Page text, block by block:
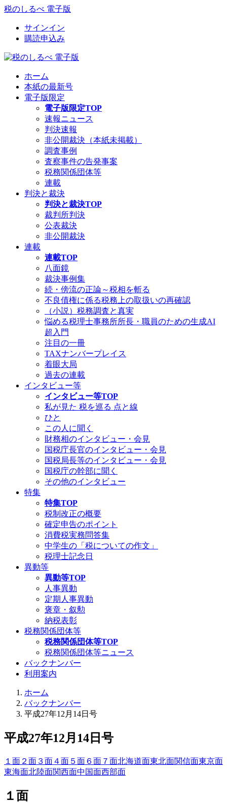
税のしるべ 電子版
サインイン
購読申込み
ホーム
本紙の最新号
電子版限定
電子版限定TOP
速報ニュース
判決速報
非公開裁決（本紙未掲載）
調査事例
査察事件の告発事案
税務関係団体等
連載
判決と裁決
判決と裁決TOP
裁判所判決
公表裁決
非公開裁決
連載
連載TOP
八面鏡
裁決事例集
続・傍流の正論～税相を斬る
不良債権に係る税務上の取扱いの再確認
（小説）税務調査と真実
悩める税理士事務所所長・職員のための生成AI
超入門
注目の一冊
TAXナンバープレイス
着眼大局
過去の連載
インタビュー等
インタビュー等TOP
私が見た 税を巡る 点と線
ひと
この人に聞く
財務相のインタビュー・会見
国税庁長官のインタビュー・会見
国税局長等のインタビュー・会見
国税庁の幹部に聞く
その他のインタビュー
特集
特集TOP
税制改正の概要
確定申告のポイント
消費税実務問答集
中学生の「税についての作文」
税理士記念日
異動等
異動等TOP
人事異動
定期人事異動
褒章・叙勲
納税表彰
税務関係団体等
税務関係団体等TOP
税務関係団体等ニュース
バックナンバー
利用案内
ホーム
バックナンバー
平成27年12月14日号
平成27年12月14日号
１面 ２面 ３面４面 ５面 ６面 ７面北海道面東北面関信面東京面
東海面北陸面関西面中国面西部面
１面